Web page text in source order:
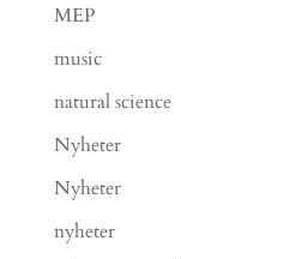
MEP
music
natural science
Nyheter
Nyheter
nyheter